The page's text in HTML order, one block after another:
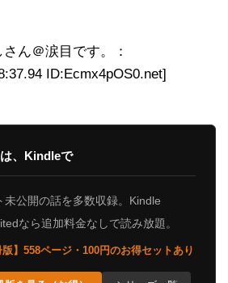
ん＠涙目です。：
ID:Ecmx4pOS0.net]
、Kindleで
未公開の話を多数収録。Kindle
なら追加料金なしで読み放題。
版】558ページ・100円のお得セットあり